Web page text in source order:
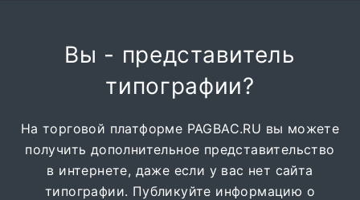
Вы - представитель
типографии?
На торговой платформе PAGBAC.RU вы можете
получить дополнительное представительство
в интернете, даже если у вас нет сайта
типографии. Публикуйте информацию о